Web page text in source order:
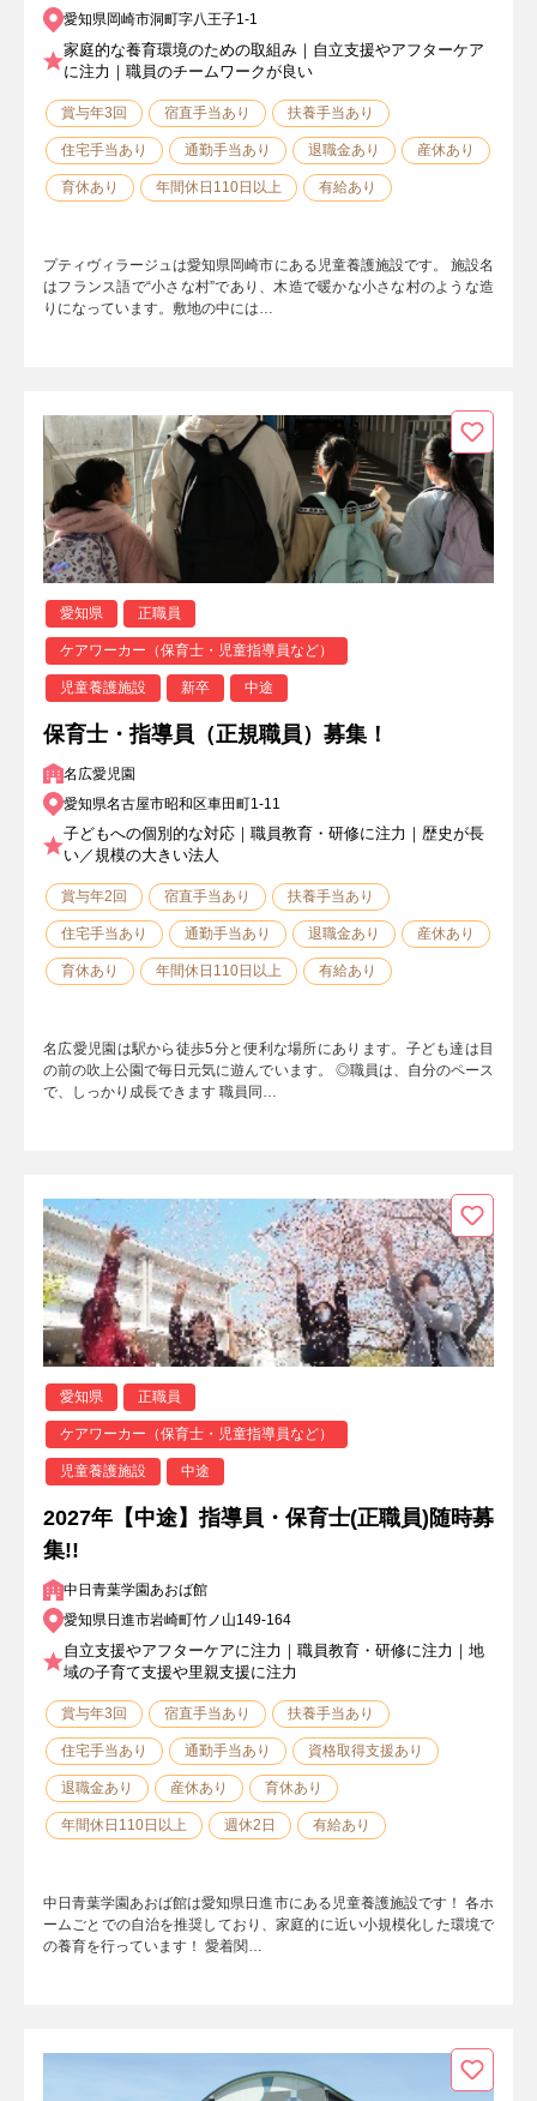
愛知県岡崎市洞町字八王子1-1
家庭的な養育環境のための取組み｜自立支援やアフターケア
に注力｜職員のチームワークが良い
賞与年3回 宿直手当あり 扶養手当あり
住宅手当あり 通勤手当あり 退職金あり 産休あり
育休あり 年間休日110日以上 有給あり
プティヴィラージュは愛知県岡崎市にある児童養護施設です。 施設名
はフランス語で“小さな村”であり、木造で暖かな小さな村のような造
りになっています。敷地の中には…
愛知県 正職員
ケアワーカー（保育士・児童指導員など）
児童養護施設 新卒 中途
保育士・指導員（正規職員）募集！
名広愛児園
愛知県名古屋市昭和区車田町1-11
子どもへの個別的な対応｜職員教育・研修に注力｜歴史が長
い／規模の大きい法人
賞与年2回 宿直手当あり 扶養手当あり
住宅手当あり 通勤手当あり 退職金あり 産休あり
育休あり 年間休日110日以上 有給あり
名広愛児園は駅から徒歩5分と便利な場所にあります。子ども達は目
の前の吹上公園で毎日元気に遊んでいます。 ◎職員は、自分のペース
で、しっかり成長できます 職員同…
愛知県 正職員
ケアワーカー（保育士・児童指導員など）
児童養護施設 中途
2027年【中途】指導員・保育士(正職員)随時募
集!!
中日青葉学園あおば館
愛知県日進市岩崎町竹ノ山149-164
自立支援やアフターケアに注力｜職員教育・研修に注力｜地
域の子育て支援や里親支援に注力
賞与年3回 宿直手当あり 扶養手当あり
住宅手当あり 通勤手当あり 資格取得支援あり
退職金あり 産休あり 育休あり
年間休日110日以上 週休2日 有給あり
中日青葉学園あおば館は愛知県日進市にある児童養護施設です！ 各ホ
ームごとでの自治を推奨しており、家庭的に近い小規模化した環境で
の養育を行っています！ 愛着関…